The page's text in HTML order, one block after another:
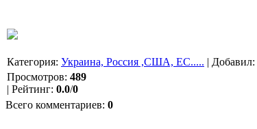
Категория: Украина, Россия ,США, ЕС..... | Добавил:
Просмотров: 489
| Рейтинг: 0.0/0
Всего комментариев: 0